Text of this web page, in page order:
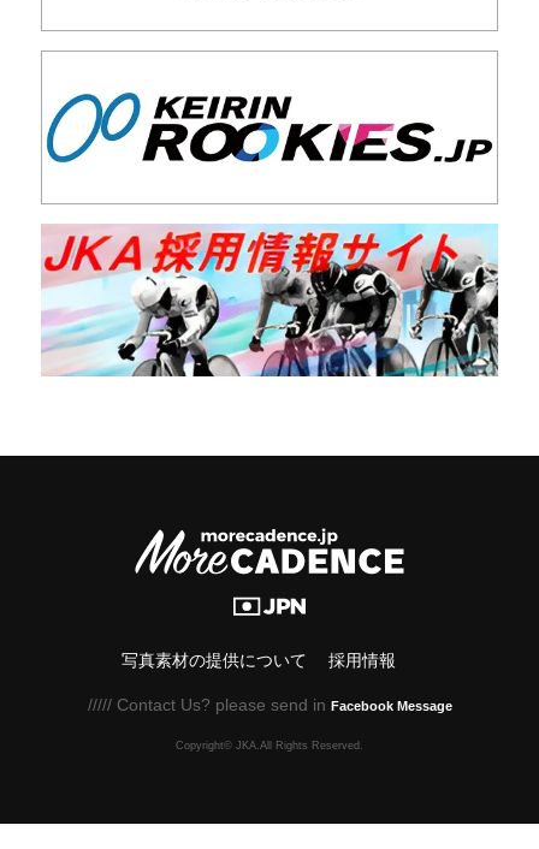
写真素材の提供について 採用情報
///// Contact Us? please send in Facebook Message
Copyright© JKA.All Rights Reserved.